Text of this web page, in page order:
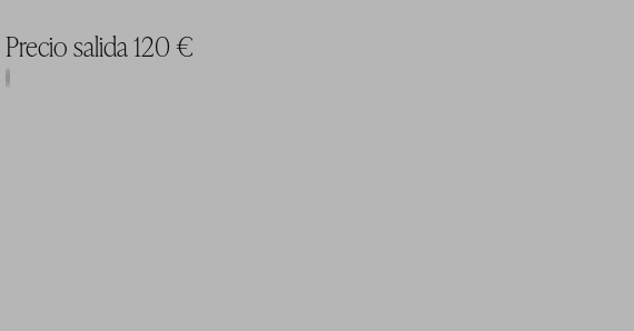
Precio salida 120 €